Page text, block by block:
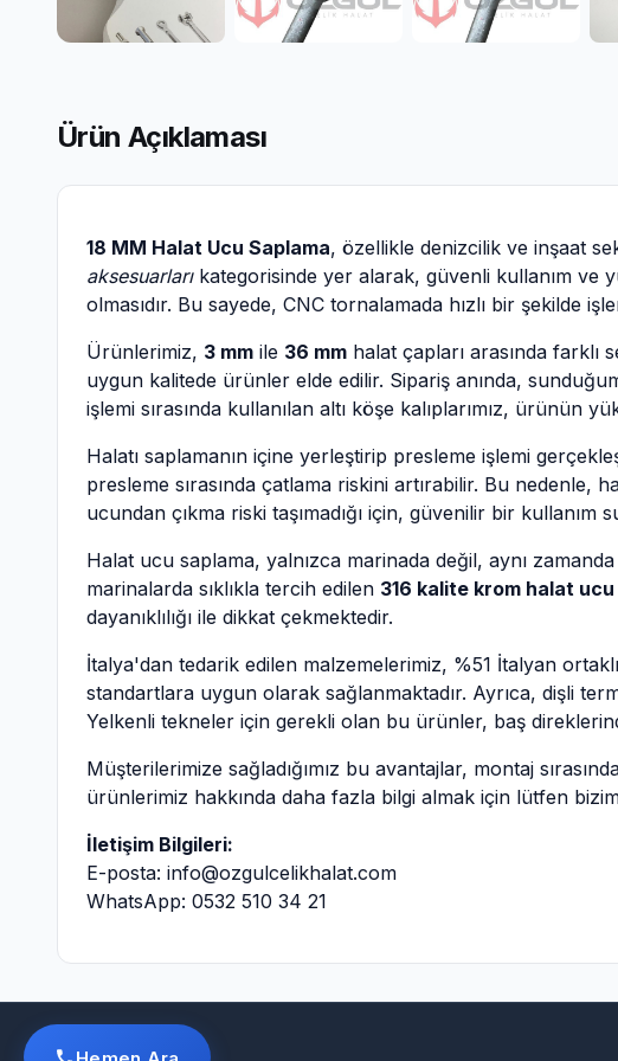
Ürün Açıklaması
18 MM Halat Ucu Saplama, özellikle denizcilik ve inşaat
aksesuarlarıkategorisinde yer alarak, güvenli kullanım ve
olmasıdır. Bu sayede, CNC tornalamada hızlı bir şekilde
Ürünlerimiz, 3 mm ile 36 mm halat çapları arasında
uygun kalitede ürünler elde edilir. Sipariş anında,
işlemi sırasında kullanılan altı köşe kalıplarımız, ürünün
Halatı saplamanın içine yerleştirip presleme işlemi
presleme sırasında çatlama riskini artırabilir. Bu nedenle,
ucundan çıkma riski taşımadığı için, güvenilir bir kullanım
Halat ucu saplama, yalnızca marinada değil, aynı
marinalarda sıklıkla tercih edilen 316 kalite krom halat ucu
dayanıklılığı ile dikkat çekmektedir.
İtalya'dan tedarik edilen malzemelerimiz, %51 İtalyan
standartlara uygun olarak sağlanmaktadır. Ayrıca, dişli
Yelkenli tekneler için gerekli olan bu ürünler, baş
Müşterilerimize sağladığımız bu avantajlar, montaj
ürünlerimiz hakkında daha fazla bilgi almak için lütfen
İletişim Bilgileri:
E-posta: info@ozgulcelikhalat.com
WhatsApp: 0532 510 34 21